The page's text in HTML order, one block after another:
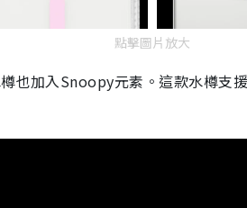
點擊圖片放大
也加入Snoopy元素。這款水樽支